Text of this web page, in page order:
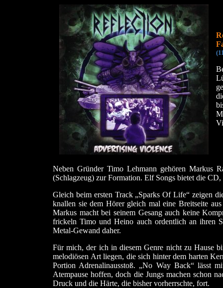
Neben Gründer Timo Lehmann gehören Markus
(Schlagzeug) zur Formation. Elf Songs bietet die
Gleich beim ersten Track „Sparks Of Life“ zeigen
knallen sie dem Hörer gleich mal eine Breitseite
Markus macht bei seinem Gesang auch keine
frickeln Timo und Heino auch ordentlich an ihren
Metal-Gewand daher.
Für mich, der ich in diesem Genre nicht zu Hause
melodiösen Art liegen, die sich hinter dem harten
Portion Adrenalinausstoß. „No Way Back“ lässt
Atempause hoffen, doch die Jungs machen schon
Druck und die Härte, die bisher vorherrschte, fort.